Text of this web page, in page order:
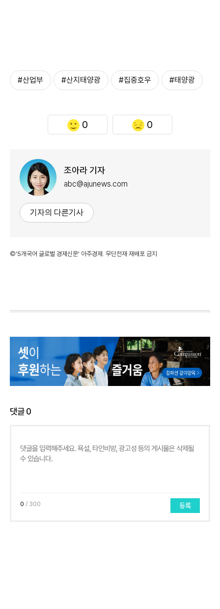
#산업부 #산지태양광 #집중호우 #태양광
0 0
조아라 기자
abc@ajunews.com
기자의 다른기사
©'5개국어 글로벌 경제신문' 아주경제. 무단전재·재배포 금지
댓글0
0 / 300 등록